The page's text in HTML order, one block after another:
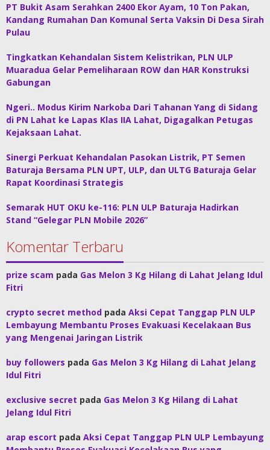
PT Bukit Asam Serahkan 2400 Ekor Ayam, 10 Ton Pakan,
Kandang Rumahan Dan Komunal Serta Vaksin Di Desa Sirah
Pulau
Tingkatkan Kehandalan Sistem Kelistrikan, PLN ULP
Muaradua Gelar Pemeliharaan ROW dan HAR Konstruksi
Gabungan
Ngeri.. Modus Kirim Narkoba Dari Tahanan Yang di Sidang
di PN Lahat ke Lapas Klas IIA Lahat, Digagalkan Petugas
Kejaksaan Lahat.
Sinergi Perkuat Kehandalan Pasokan Listrik, PT Semen
Baturaja Bersama PLN UPT, ULP, dan ULTG Baturaja Gelar
Rapat Koordinasi Strategis
Semarak HUT OKU ke-116: PLN ULP Baturaja Hadirkan
Stand “Gelegar PLN Mobile 2026”
Komentar Terbaru
prize scam pada Gas Melon 3 Kg Hilang di Lahat Jelang Idul
Fitri
crypto secret method pada Aksi Cepat Tanggap PLN ULP
Lembayung Membantu Proses Evakuasi Kecelakaan Bus
yang Mengenai Jaringan Listrik
buy followers pada Gas Melon 3 Kg Hilang di Lahat Jelang
Idul Fitri
exclusive secret pada Gas Melon 3 Kg Hilang di Lahat
Jelang Idul Fitri
arap escort pada Aksi Cepat Tanggap PLN ULP Lembayung